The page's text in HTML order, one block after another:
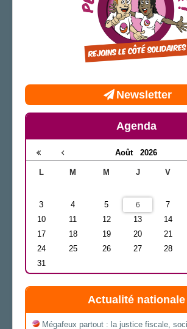
Newsletter
Agenda
Août 2026
L M M J V
3
4 5 6 7
10
11 12 13 14
17
18 19 20 21
24
25 26 27 28
31
Actualité nationale
Mégafeux partout : la justice fiscale,